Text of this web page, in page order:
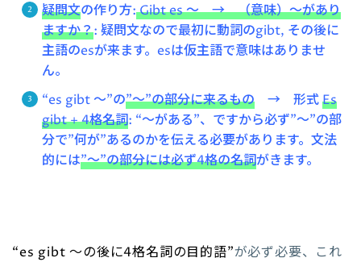
疑問文の作り方:Gibt es ～ → （意味）～があり
ますか？: 疑問文なので最初に動詞のgibt, その後に
主語のesが来ます。esは仮主語で意味はありませ
ん。
“es gibt ～”の”～”の部分に来るもの → 形式Es
gibt + 4格名詞: “～がある”、ですから必ず”～”の部
分で”何が”あるのかを伝える必要があります。文法
的には”～”の部分には必ず4格の名詞がきます。
“es gibt ～の後に4格名詞の目的語”が必ず必要、これ